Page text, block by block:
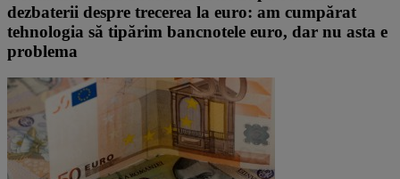
dezbaterii despre trecerea la euro: am cumpărat
tehnologia să tipărim bancnotele euro, dar nu asta e
problema